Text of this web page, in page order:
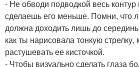
- Не обводи подводкой весь контур
сделаешь его меньше. Помни, что
должна доходить лишь до
как ты нарисовала тонкую
растушевать ее кисточкой.
- Чтобы визуально сделать глаза